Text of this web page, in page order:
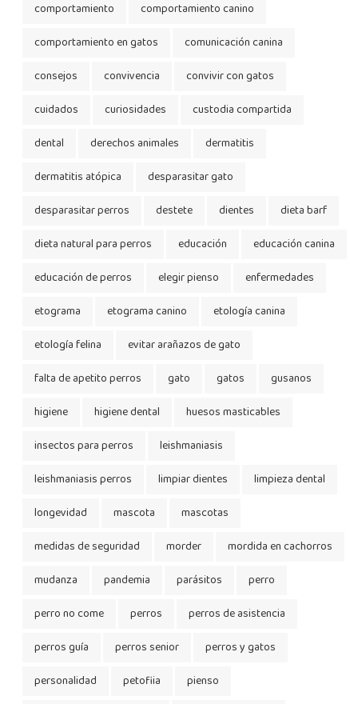
comportamiento
comportamiento canino
comportamiento en gatos
comunicación canina
consejos
convivencia
convivir con gatos
cuidados
curiosidades
custodia compartida
dental
derechos animales
dermatitis
dermatitis atópica
desparasitar gato
desparasitar perros
destete dientes
dieta barf
dieta natural para perros
educación
educación canina
educación de perros
elegir pienso
enfermedades
etograma
etograma canino
etología canina
etología felina
evitar arañazos de gato
falta de apetito perros
gato gatos
gusanos
higiene
higiene dental
huesos masticables
insectos para perros
leishmaniasis
leishmaniasis perros
limpiar dientes
limpieza dental
longevidad
mascota
mascotas
medidas de seguridad
morder
mordida en cachorros
mudanza
pandemia parásitos
perro
perro no come
perros
perros de asistencia
perros guía
perros senior
perros y gatos
personalidad
petofiia
pienso